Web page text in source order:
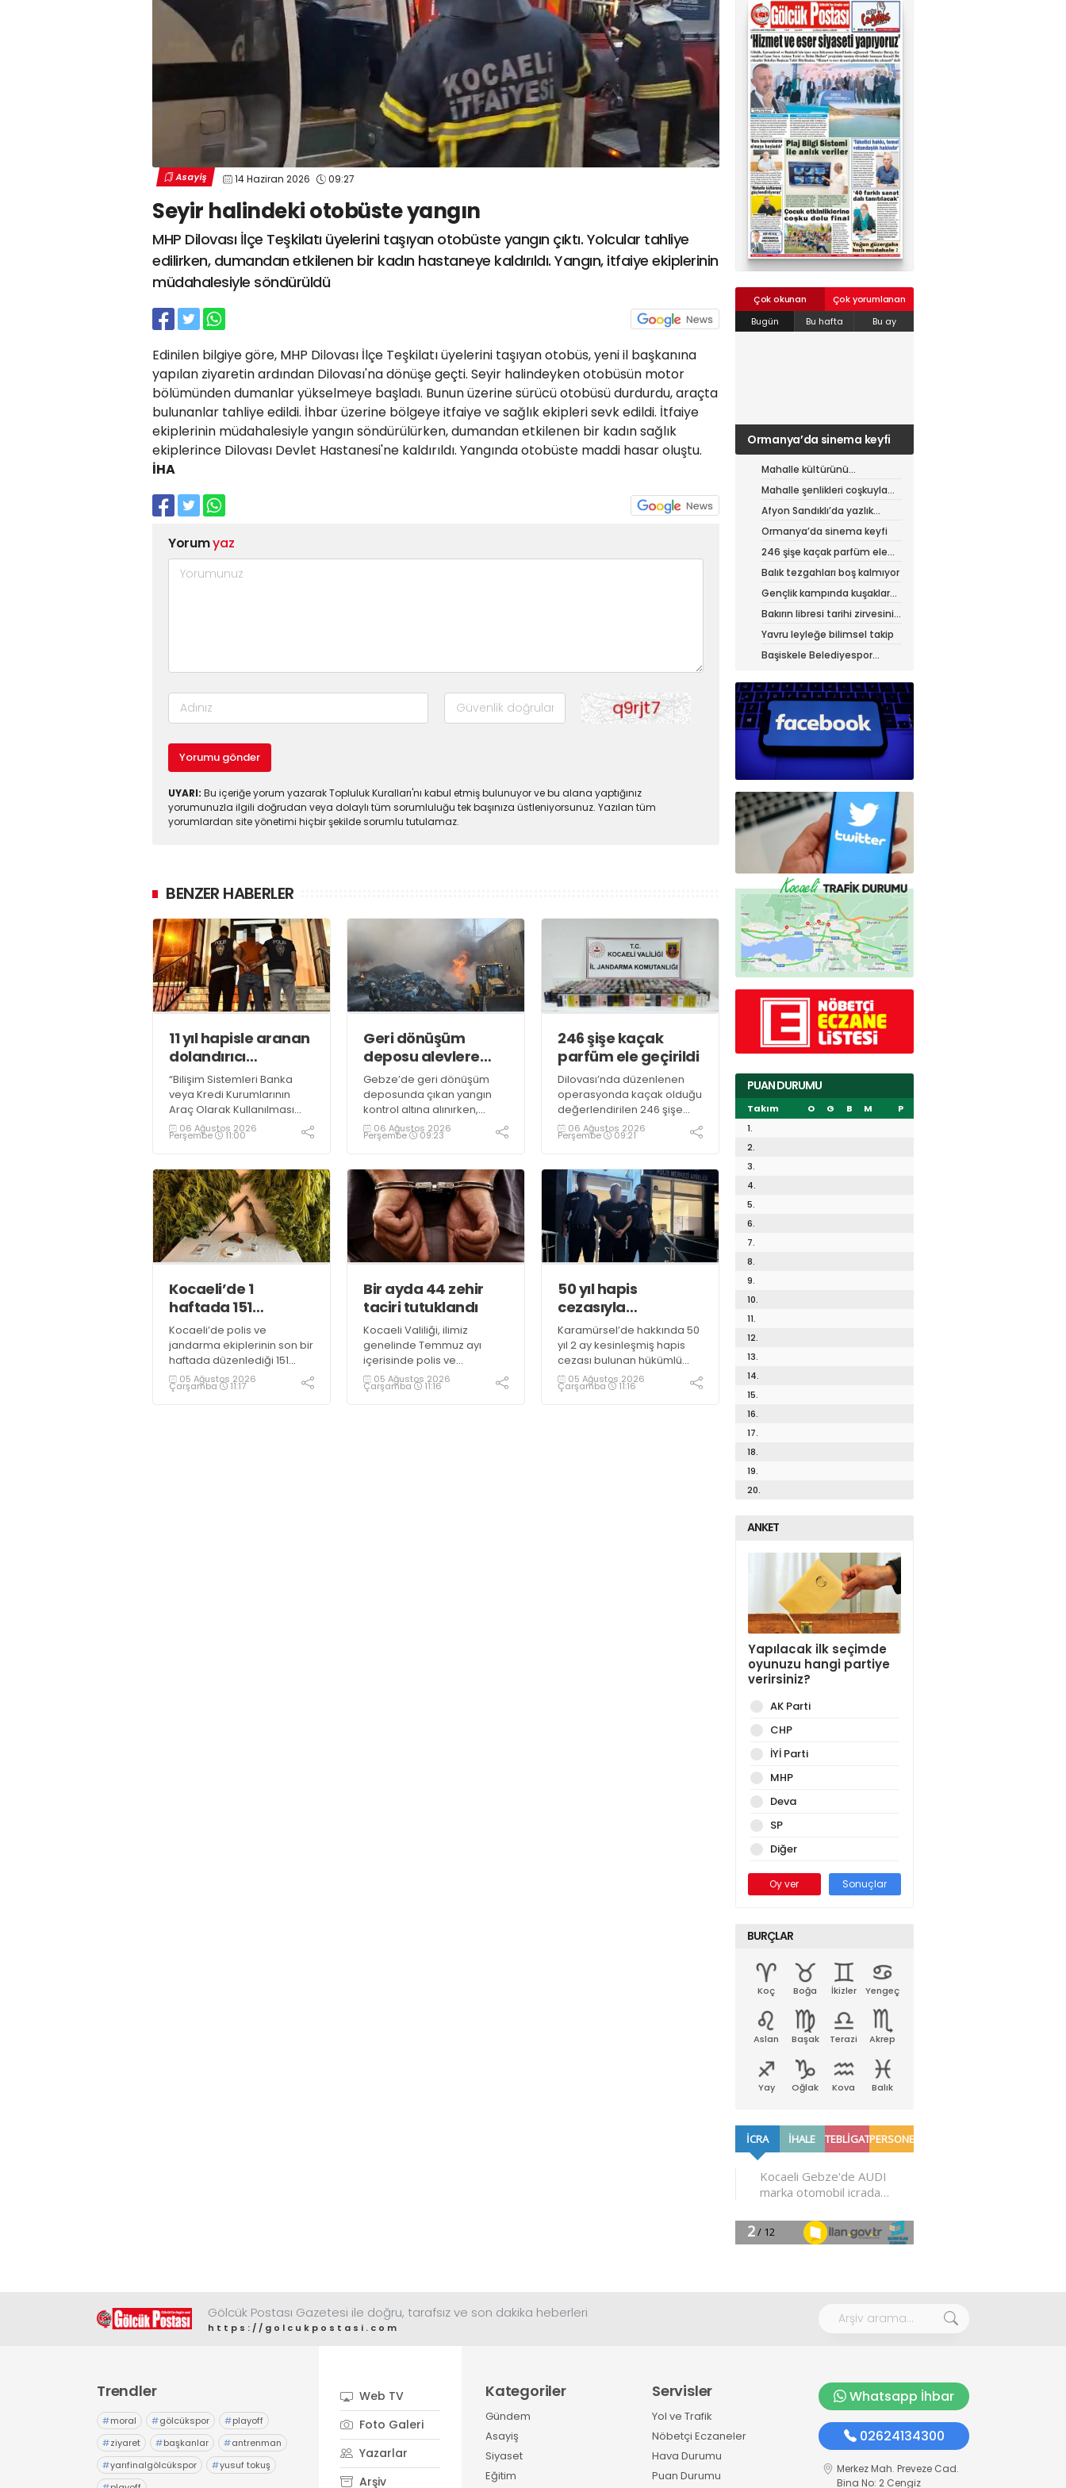
Asayiş 14 Haziran 2026 09:27
Seyir halindeki otobüste yangın
MHP Dilovası İlçe Teşkilatı üyelerini taşıyan otobüste yangın çıktı. Yolcular tahliye
edilirken, dumandan etkilenen bir kadın hastaneye kaldırıldı. Yangın, itfaiye ekiplerinin
müdahalesiyle söndürüldü
Edinilen bilgiye göre, MHP Dilovası İlçe Teşkilatı üyelerini taşıyan otobüs, yeni il başkanına
yapılan ziyaretin ardından Dilovası'na dönüşe geçti. Seyir halindeyken otobüsün motor
bölümünden dumanlar yükselmeye başladı. Bunun üzerine sürücü otobüsü durdurdu, araçta
bulunanlar tahliye edildi. İhbar üzerine bölgeye itfaiye ve sağlık ekipleri sevk edildi. İtfaiye
ekiplerinin müdahalesiyle yangın söndürülürken, dumandan etkilenen bir kadın sağlık
ekiplerince Dilovası Devlet Hastanesi'ne kaldırıldı. Yangında otobüste maddi hasar oluştu.
İHA
Yorumyaz
Yorumu gönder
UYARI: Bu içeriğe yorum yazarak Topluluk Kuralları'nı kabul etmiş bulunuyor ve bu alana yaptığınız
yorumunuzla ilgili doğrudan veya dolaylı tüm sorumluluğu tek başınıza üstleniyorsunuz. Yazılan tüm
yorumlardan site yönetimi hiçbir şekilde sorumlu tutulamaz.
BENZER HABERLER
11 yıl hapisle aranan
dolandırıcı
yakalandı
“Bilişim Sistemleri Banka
veya Kredi Kurumlarının
Araç Olarak Kullanılması
Suretiyle Dolandırıcılık”
suçundan 11 yıl 3 ay
bulunan şahıs yakalandı
06 Ağustos 2026
Perşembe 11:00
Geri dönüşüm
deposu alevlere
teslim oldu
Gebze’de geri dönüşüm
deposunda çıkan yangın
kontrol altına alınırken,
duman sebebiyle TEM ve
D100 Karayolu’nda göz gözü
06 Ağustos 2026
Perşembe 09:23
246 şişe kaçak
parfüm ele geçirildi
Dilovası’nda düzenlenen
operasyonda kaçak olduğu
değerlendirilen 246 şişe
parfüm ele geçirildi
06 Ağustos 2026
Perşembe 09:21
Kocaeli’de 1
haftada 151
uyuşturucu
operasyonu
Kocaeli’de polis ve
jandarma ekiplerinin son bir
haftada düzenlediği 151
uyuşturucu operasyonunda
161 şüpheli hakkında adli
05 Ağustos 2026
Çarşamba 11:17
Bir ayda 44 zehir
taciri tutuklandı
Kocaeli Valiliği, ilimiz
genelinde Temmuz ayı
içerisinde polis ve
jandarma ekiplerince
uyuşturucu ile mücadele
05 Ağustos 2026
Çarşamba 11:16
50 yıl hapis
cezasıyla
aranıyordu,
yakalandı
Karamürsel’de hakkında 50
yıl 2 ay kesinleşmiş hapis
cezası bulunan hükümlü
operasyonla gözaltına
alındı
05 Ağustos 2026
Çarşamba 11:16
Çok okunan
Çok yorumlanan
Bugün
Bu hafta Bu ay
Ormanya’da sinema keyfi
Mahalle kültürünü
canlandıran şenlik
Mahalle şenlikleri coşkuyla
sürüyor
Afyon Sandıklı’da yazlık
patates hasadı
Ormanya’da sinema keyfi
246 şişe kaçak parfüm ele
geçirildi
Balık tezgahları boş kalmıyor
Gençlik kampında kuşaklar
buluştu
Bakırın libresi tarihi zirvesini
test ediyor
Yavru leyleğe bilimsel takip
Başiskele Belediyespor
PUAN DURUMU
Takım O G B M
P
1.
2.
3.
4.
5.
6.
7.
8.
9.
10.
11.
12.
13.
14.
15.
16.
17.
18.
19.
20.
ANKET
Yapılacak ilk seçimde
oyunuzu hangi partiye
verirsiniz?
AK Parti
CHP
İYİ Parti
MHP
Deva
SP
Diğer
Oy ver Sonuçlar
BURÇLAR
Koç Boğa İkizler Yengeç
Aslan Başak Terazi Akrep
Yay Oğlak Kova Balık
Gölcük Postası Gazetesi ile doğru, tarafsız ve son dakika heberleri
https://golcukpostasi.com
Trendler
#moral #gölcükspor #playoff
#ziyaret #başkanlar #antrenman
#yarıfinalgölcükspor #yusuf tokuş
Web TV
Foto Galeri
Yazarlar
Arşiv
Kategoriler
Gündem
Asayiş
Siyaset
Eğitim
Servisler
Yol ve Trafik
Nöbetçi Eczaneler
Hava Durumu
Puan Durumu
Whatsapp İhbar
02624134300
Merkez Mah. Preveze Cad.
Bina No: 2 Cengiz
02624132333
haber@golcukpostasi.com